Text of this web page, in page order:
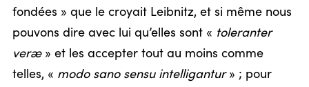
fondées » que le croyait Leibnitz, et si même nous
pouvons dire avec lui qu’elles sont « toleranter
veræ» et les accepter tout au moins comme
telles, « modo sano sensu intelligantur» ; pour